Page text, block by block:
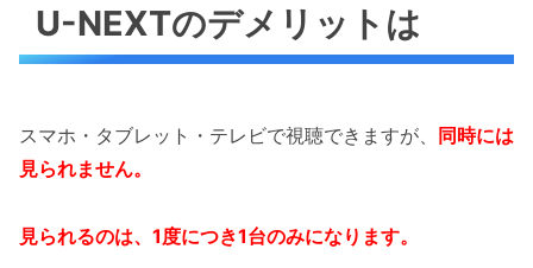
U-NEXTのデメリットは
スマホ・タブレット・テレビで視聴できますが、
同時には
見られません。
見られるのは、1度につき1台のみになります。